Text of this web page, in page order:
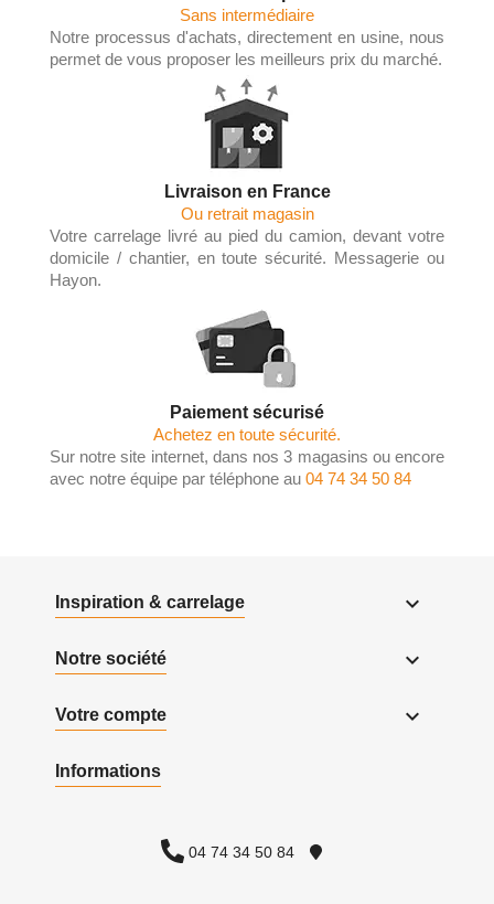
Sans intermédiaire
Notre processus d'achats, directement en usine, nous
permet de vous proposer les meilleurs prix du marché.
Livraison en France
Ou retrait magasin
Votre carrelage livré au pied du camion, devant votre
domicile / chantier, en toute sécurité. Messagerie ou
Hayon.
Paiement sécurisé
Achetez en toute sécurité.
Sur notre site internet, dans nos 3 magasins ou encore
avec notre équipe par téléphone au 04 74 34 50 84
Inspiration & carrelage 
Notre société 
Votre compte 
Informations
04 74 34 50 84